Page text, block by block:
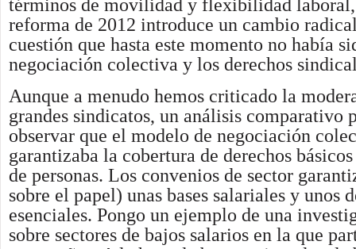
términos de movilidad y flexibilidad
reforma de 2012 introduce un cambio
cuestión que hasta este momento no había
negociación colectiva y los derechos
Aunque a menudo hemos criticado la
grandes sindicatos, un análisis comparativo
observar que el modelo de negociación
garantizaba la cobertura de derechos
de personas. Los convenios de sector
sobre el papel) unas bases salariales y unos
esenciales. Pongo un ejemplo de una
sobre sectores de bajos salarios en la que